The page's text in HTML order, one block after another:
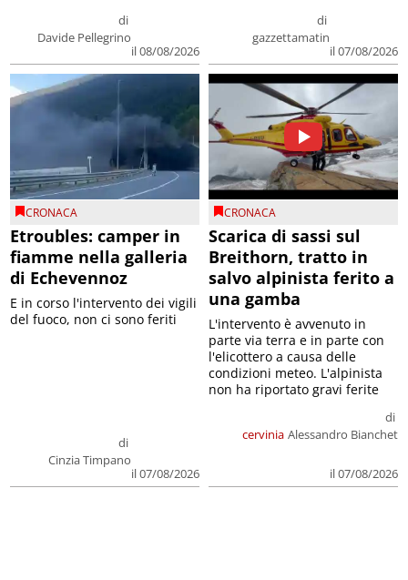
di
Davide Pellegrino
il 08/08/2026
di
gazzettamatin
il 07/08/2026
CRONACA
Etroubles: camper in
fiamme nella galleria
di Echevennoz
di
Cinzia Timpano
il 07/08/2026
E in corso l'intervento dei vigili
del fuoco, non ci sono feriti
CRONACA
Scarica di sassi sul
Breithorn, tratto in
salvo alpinista ferito a
una gamba
cervinia
di
Alessandro Bianchet
il 07/08/2026
L'intervento è avvenuto in
parte via terra e in parte con
l'elicottero a causa delle
condizioni meteo. L'alpinista
non ha riportato gravi ferite